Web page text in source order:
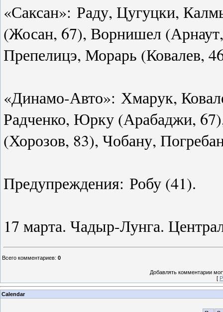
«Саксан»: Раду, Цугуцки,
(Жосан, 67), Ворнишел
Препелицэ, Морарь (Ковалев,
«Динамо-Авто»: Хмарук,
Радченко, Юрку (Арабаджи,
(Хорозов, 83), Чобану,
Предупреждения: Робу (41).
17 марта. Чадыр-Лунга.
Всего комментариев: 0
Добавлять комментарии
[
Calendar